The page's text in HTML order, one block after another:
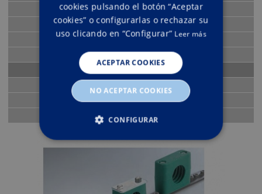
Multiplicadores, reductores, divisores
Enchufes y llaves de paso
Cilindros hidráulicos
Minicentrales y centrales hidráulicas
Estanqueidad
Neumática
cookies pulsando el botón “Aceptar
cookies” o configurarlas o rechazar su
uso clicando en “Configurar” Leer más
ACEPTAR COOKIES
NO ACEPTAR COOKIES
CONFIGURAR
ESTRICTAMENTE NECESARIAS